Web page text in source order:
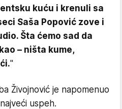
kuću i krenuli sa
Saša Popović zove i
Šta ćemo sad da
– ništa kume,
"
Živojnović je napomenuo
uspeh.